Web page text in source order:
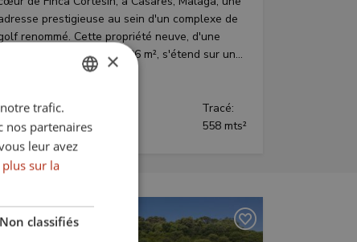
prestigieuse au sein d'un complexe de
renommé. Cette propriété neuve, d'une
superficie construite de 406 m², s'étend sur un...
Lits:
Tracé:
558 mts²
SPANISH
×
trafic.
nos partenaires
leur avez
sur la
Non classifiés